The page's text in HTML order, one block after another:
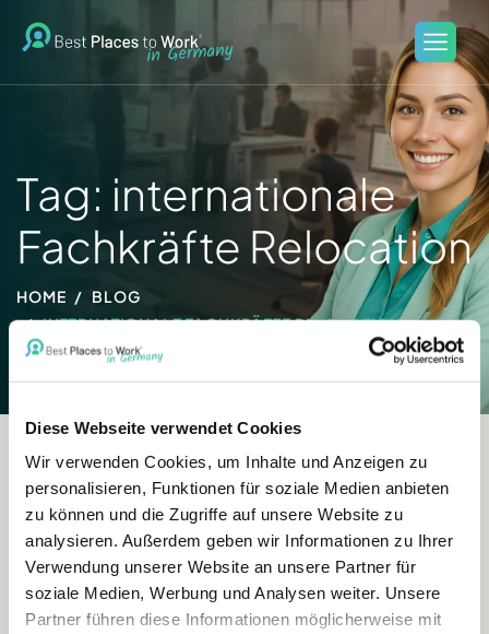
Diese Webseite verwendet Cookies
Wir verwenden Cookies, um Inhalte und Anzeigen zu
personalisieren, Funktionen für soziale Medien anbieten
zu können und die Zugriffe auf unsere Website zu
analysieren. Außerdem geben wir Informationen zu Ihrer
Verwendung unserer Website an unsere Partner für
soziale Medien, Werbung und Analysen weiter. Unsere
Partner führen diese Informationen möglicherweise mit
Tag: internationale
Fachkräfte Relocation
HOME
BLOG
INTERNATIONALE FACHKRÄFTE RELOCATION